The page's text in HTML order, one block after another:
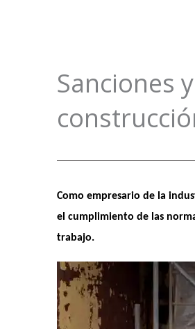
Sanciones
Como empresario de la
el cumplimiento de las
trabajo.